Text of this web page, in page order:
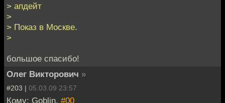
> апдейт
>
> Показ в Москве.
>
большое спасибо!
Олег Викторович »
#203 | 05.03.09 23:57
Кому: Goblin, #00